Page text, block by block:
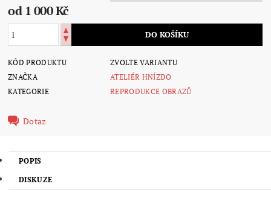
od 1 000 Kč
KÓD PRODUKTU
ZVOLTE VARIANTU
ZNAČKA
ATELIÉR HNÍZDO
KATEGORIE
REPRODUKCE OBRAZŮ
Dotaz
POPIS
DISKUZE